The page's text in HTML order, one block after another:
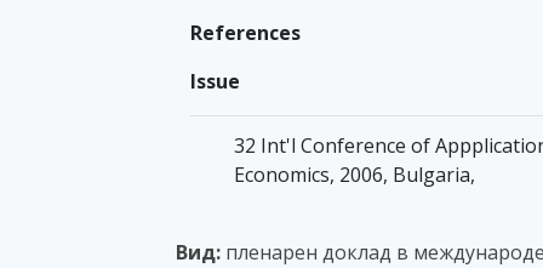
References
Issue
32 Int'l Conference of
Economics, 2006, Bulgaria,
Вид: пленарен доклад в